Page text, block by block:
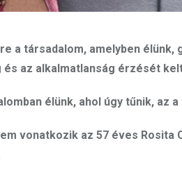
a társadalom, amelyben
és az alkalmatlanság érzését
élünk, ahol úgy tűnik, az
vonatkozik az 57 éves